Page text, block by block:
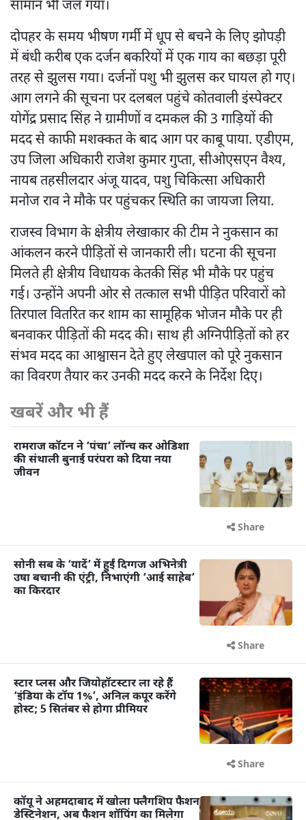
सामान भी जल गया।
दोपहर के समय भीषण गर्मी में धूप से बचने के लिए झोपड़ी
में बंधी करीब एक दर्जन बकरियों में एक गाय का बछड़ा पूरी
तरह से झुलस गया। दर्जनों पशु भी झुलस कर घायल हो गए।
आग लगने की सूचना पर दलबल पहुंचे कोतवाली इंस्पेक्टर
योगेंद्र प्रसाद सिंह ने ग्रामीणों व दमकल की 3 गाड़ियों की
मदद से काफी मशक्कत के बाद आग पर काबू पाया. एडीएम,
उप जिला अधिकारी राजेश कुमार गुप्ता, सीओएसएन वैश्य,
नायब तहसीलदार अंजू यादव, पशु चिकित्सा अधिकारी
मनोज राव ने मौके पर पहुंचकर स्थिति का जायजा लिया.
राजस्व विभाग के क्षेत्रीय लेखाकार की टीम ने नुकसान का
आंकलन करने पीड़ितों से जानकारी ली। घटना की सूचना
मिलते ही क्षेत्रीय विधायक केतकी सिंह भी मौके पर पहुंच
गई। उन्होंने अपनी ओर से तत्काल सभी पीड़ित परिवारों को
तिरपाल वितरित कर शाम का सामूहिक भोजन मौके पर ही
बनवाकर पीड़ितों की मदद की। साथ ही अग्निपीड़ितों को हर
संभव मदद का आश्वासन देते हुए लेखपाल को पूरे नुकसान
का विवरण तैयार कर उनकी मदद करने के निर्देश दिए।
खबरें और भी हैं
रामराज कॉटन ने ‘पंचा’ लॉन्च कर ओडिशा
की संथाली बुनाई परंपरा को दिया नया
जीवन
Share
सोनी सब के ‘यादें’ में हुईं दिग्गज अभिनेत्री
उषा बचानी की एंट्री, निभाएंगी ‘आई साहेब’
का किरदार
Share
स्टार प्लस और जियोहॉटस्टार ला रहे हैं
‘इंडिया के टॉप 1%’, अनिल कपूर करेंगे
होस्ट; 5 सितंबर से होगा प्रीमियर
Share
कॉयू ने अहमदाबाद में खोला फ्लैगशिप फैशन
डेस्टिनेशन, अब फैशन शॉपिंग का मिलेगा